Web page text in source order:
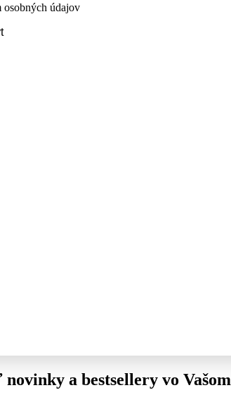
osobných údajov
a bestsellery vo Vašom